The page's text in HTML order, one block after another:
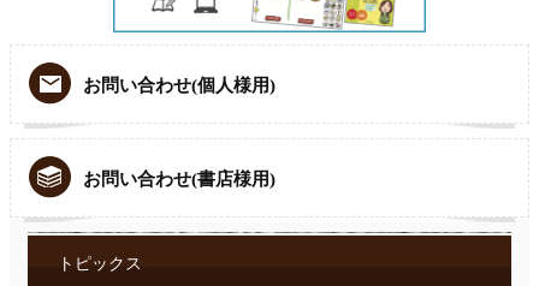
お問い合わせ(個人様用)
お問い合わせ(書店様用)
トピックス